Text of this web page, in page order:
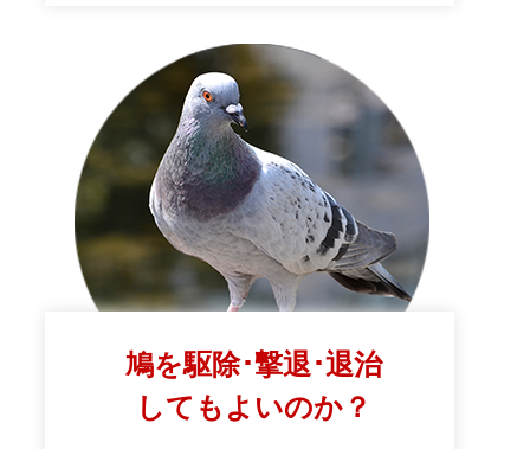
鳩を駆除･撃退･退治
してもよいのか？